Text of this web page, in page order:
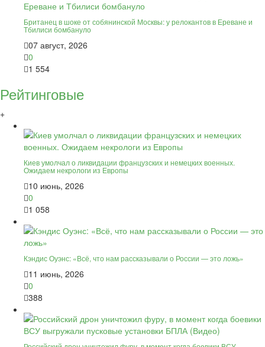
Британец в шоке от собянинской Москвы: у релокантов в Ереване и
Тбилиси бомбануло
07 август, 2026
0
1 554
Рейтинговые
+
Киев умолчал о ликвидации французских и немецких военных.
Ожидаем некрологи из Европы
10 июнь, 2026
0
1 058
Кэндис Оуэнс: «Всё, что нам рассказывали о России — это ложь»
11 июнь, 2026
0
388